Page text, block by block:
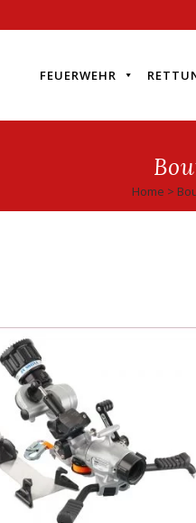
FEUERWEHR
Home >